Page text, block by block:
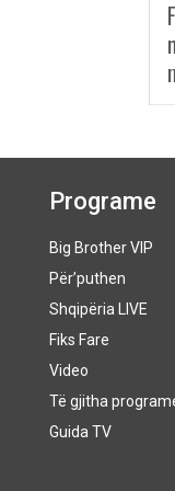
Programe
Big Brother VIP
Për’puthen
Shqipëria LIVE
Fiks Fare
Video
Të gjitha
Guida TV